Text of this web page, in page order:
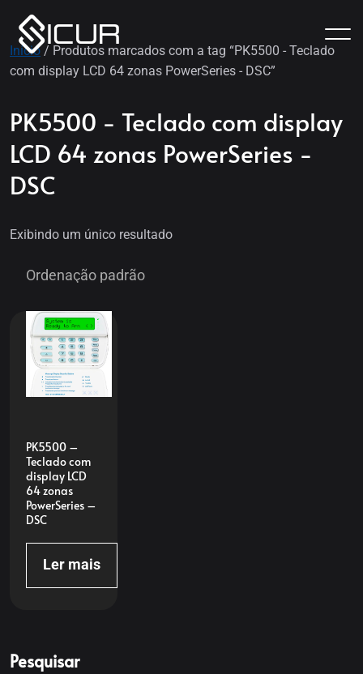
Início/ Produtos marcados com a tag “PK5500 - Teclado
com display LCD 64 zonas PowerSeries - DSC”
PK5500 - Teclado com display
LCD 64 zonas PowerSeries -
DSC
Exibindo um único resultado
PK5500 –
Teclado com
display LCD
64 zonas
PowerSeries –
DSC
Ler mais
Pesquisar